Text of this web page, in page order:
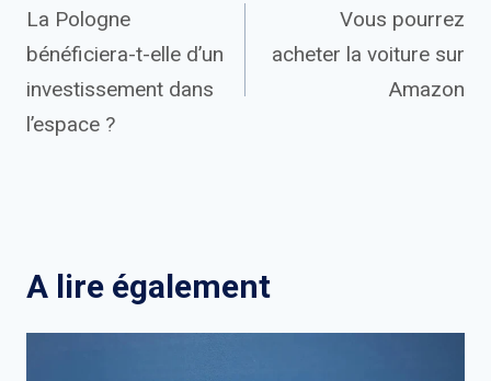
de
l’article
La Pologne
bénéficiera-t-elle d’un
investissement dans
l’espace ?
Vous pourrez
acheter la voiture sur
Amazon
A lire également